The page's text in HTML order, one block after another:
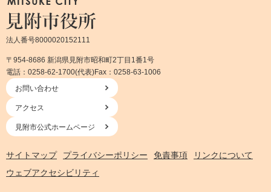
法人番号8000020152111
〒954-8686 新潟県見附市昭和町2丁目1番1号
電話：0258-62-1700(代表)Fax：0258-63-1006
お問い合わせ
アクセス
見附市公式ホームページ
サイトマップ プライバシーポリシー 免責事項
リンクについて
ウェブアクセシビリティ